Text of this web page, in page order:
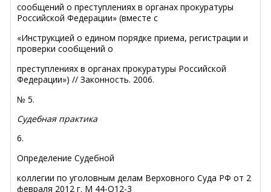
сообщений о преступлениях в органах прокуратуры
Российской Федерации» (вместе с
«Инструкцией о едином порядке приема, регистрации и
проверки сообще­ний о
преступлениях в органах прокуратуры Российской
Федерации») // Законность. 2006.
№ 5.
Судебная практика
6.
Определение Судебной
коллегии по уголовным делам Верховного Суда РФ от 2
февраля 2012 г. М 44-О12-3